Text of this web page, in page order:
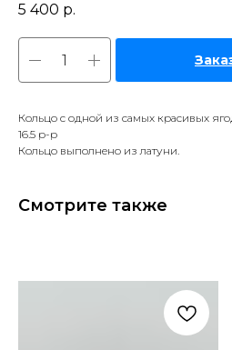
5 400 р.
Кольцо с одной из самых красивых
16.5 р-р
Кольцо выполнено из латуни.
Смотрите также